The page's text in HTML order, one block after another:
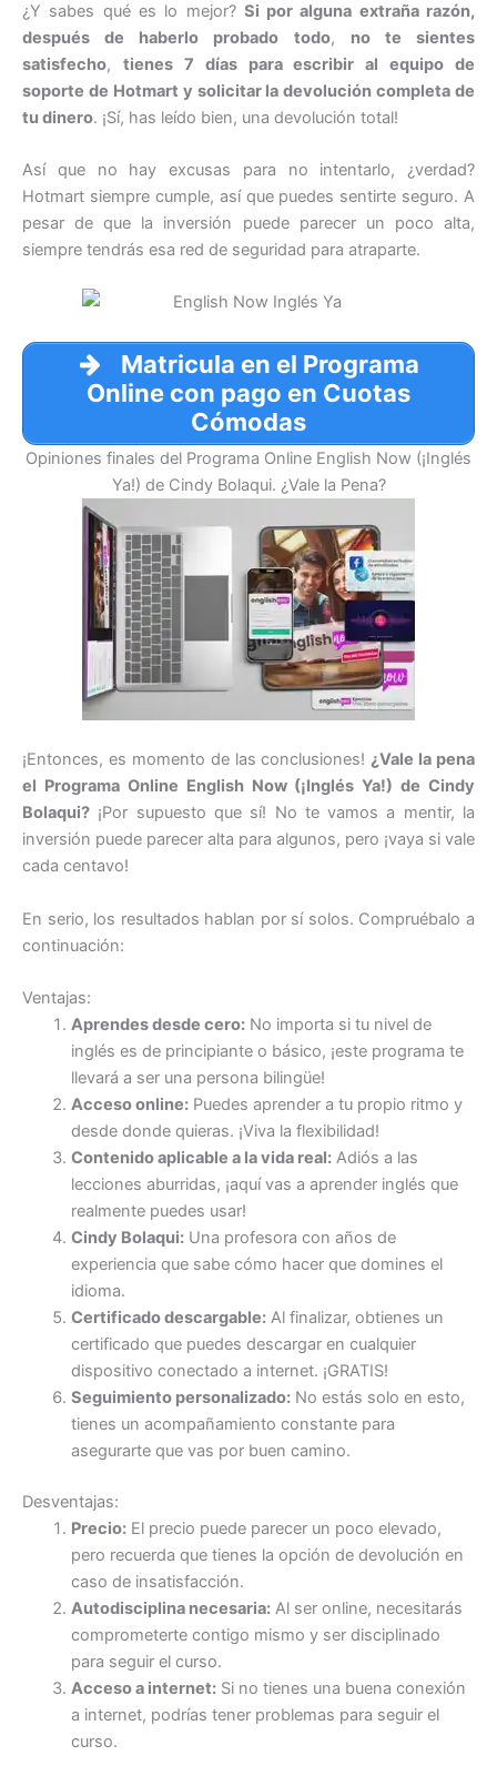
¿Y sabes qué es lo mejor? Si por alguna extraña razón,
después de haberlo probado todo, no te sientes
satisfecho, tienes 7 días para escribir al equipo de
soporte de Hotmart y solicitar la devolución completa de
tu dinero. ¡Sí, has leído bien, una devolución total!
Así que no hay excusas para no intentarlo, ¿verdad?
Hotmart siempre cumple, así que puedes sentirte seguro. A
pesar de que la inversión puede parecer un poco alta,
siempre tendrás esa red de seguridad para atraparte.
Matricula en el Programa
Online con pago en Cuotas
Cómodas
Opiniones finales del Programa Online English Now (¡Inglés
Ya!) de Cindy Bolaqui. ¿Vale la Pena?
¡Entonces, es momento de las conclusiones! ¿Vale la pena
el Programa Online English Now (¡Inglés Ya!) de Cindy
Bolaqui? ¡Por supuesto que sí! No te vamos a mentir, la
inversión puede parecer alta para algunos, pero ¡vaya si vale
cada centavo!
En serio, los resultados hablan por sí solos. Compruébalo a
continuación:
Ventajas:
Aprendes desde cero:No importa si tu nivel de
inglés es de principiante o básico, ¡este programa te
llevará a ser una persona bilingüe!
Acceso online:Puedes aprender a tu propio ritmo y
desde donde quieras. ¡Viva la flexibilidad!
Contenido aplicable a la vida real:Adiós a las
lecciones aburridas, ¡aquí vas a aprender inglés que
realmente puedes usar!
Cindy Bolaqui:Una profesora con años de
experiencia que sabe cómo hacer que domines el
idioma.
Certificado descargable:Al finalizar, obtienes un
certificado que puedes descargar en cualquier
dispositivo conectado a internet. ¡GRATIS!
Seguimiento personalizado:No estás solo en esto,
tienes un acompañamiento constante para
asegurarte que vas por buen camino.
Desventajas:
Precio:El precio puede parecer un poco elevado,
pero recuerda que tienes la opción de devolución en
caso de insatisfacción.
Autodisciplina necesaria:Al ser online, necesitarás
comprometerte contigo mismo y ser disciplinado
para seguir el curso.
Acceso a internet:Si no tienes una buena conexión
a internet, podrías tener problemas para seguir el
curso.